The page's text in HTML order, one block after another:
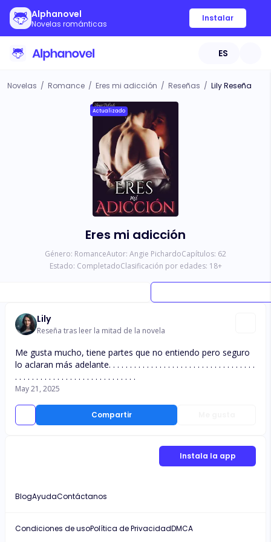
Alphanovel
Novelas románticas
Instalar
ES
Novelas / Romance / Eres mi adicción / Reseñas / Lily Reseña
Actualizado
Eres mi adicción
Género: RomanceAutor: Angie PichardoCapítulos: 62
Estado: CompletadoClasificación por edades: 18+
Lily
Reseña tras leer la mitad de la novela
Compartir
Me gusta mucho, tiene partes que no entiendo pero seguro
lo aclaran más adelante. . . . . . . . . . . . . . . . . . . . . . . . . . . . . . . . . . .
. . . . . . . . . . . . . . . . . . . . . . . . . . . . .
May 21, 2025
Instala la app
BlogAyudaContáctanos
Condiciones de usoPolítica de PrivacidadDMCA